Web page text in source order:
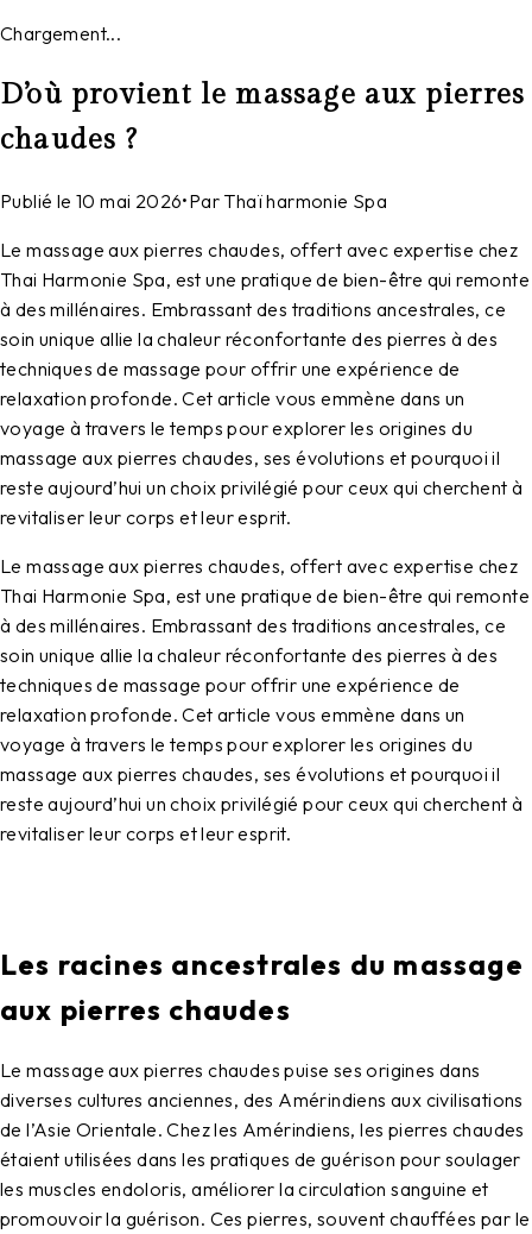
Chargement...
D’où provient le massage aux pierres
chaudes ?
Publié le 10 mai 2026•Par Thaï harmonie Spa
Le massage aux pierres chaudes, offert avec expertise chez
Thai Harmonie Spa, est une pratique de bien-être qui remonte
à des millénaires. Embrassant des traditions ancestrales, ce
soin unique allie la chaleur réconfortante des pierres à des
techniques de massage pour offrir une expérience de
relaxation profonde. Cet article vous emmène dans un
voyage à travers le temps pour explorer les origines du
massage aux pierres chaudes, ses évolutions et pourquoi il
reste aujourd’hui un choix privilégié pour ceux qui cherchent à
revitaliser leur corps et leur esprit.
Le massage aux pierres chaudes, offert avec expertise chez
Thai Harmonie Spa, est une pratique de bien-être qui remonte
à des millénaires. Embrassant des traditions ancestrales, ce
soin unique allie la chaleur réconfortante des pierres à des
techniques de massage pour offrir une expérience de
relaxation profonde. Cet article vous emmène dans un
voyage à travers le temps pour explorer les origines du
massage aux pierres chaudes, ses évolutions et pourquoi il
reste aujourd’hui un choix privilégié pour ceux qui cherchent à
revitaliser leur corps et leur esprit.
Les racines ancestrales du massage
aux pierres chaudes
Le massage aux pierres chaudes puise ses origines dans
diverses cultures anciennes, des Amérindiens aux civilisations
de l’Asie Orientale. Chez les Amérindiens, les pierres chaudes
étaient utilisées dans les pratiques de guérison pour soulager
les muscles endoloris, améliorer la circulation sanguine et
promouvoir la guérison. Ces pierres, souvent chauffées par le